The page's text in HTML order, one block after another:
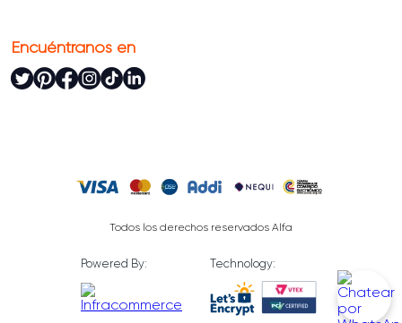
Encuéntranos en
Todos los derechos reservados Alfa
Powered By: Technology: